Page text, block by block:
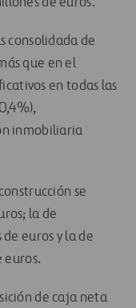
consolidada de
que en el
en todas las
inmobiliaria
se
la de
euros y la de
euros.
de caja neta